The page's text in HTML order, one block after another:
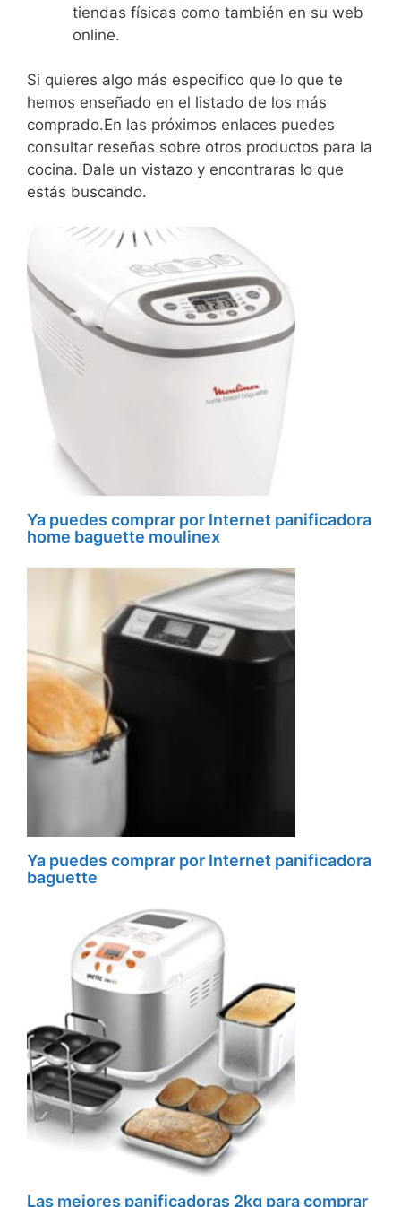
tiendas físicas como también en su web
online.
Si quieres algo más especifico que lo que te
hemos enseñado en el listado de los más
comprado.En las próximos enlaces puedes
consultar reseñas sobre otros productos para la
cocina. Dale un vistazo y encontraras lo que
estás buscando.
Ya puedes comprar por Internet panificadora
home baguette moulinex
Ya puedes comprar por Internet panificadora
baguette
Las mejores panificadoras 2kg para comprar